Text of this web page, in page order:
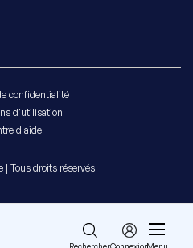
confidentialité
d'utilisation
d'aide
| Tous droits réservés